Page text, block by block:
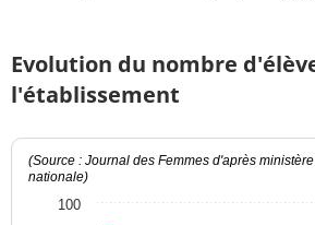
Evolution du nombre
l'établissement
(Source : Journal des Femmes d'après
nationale)
100